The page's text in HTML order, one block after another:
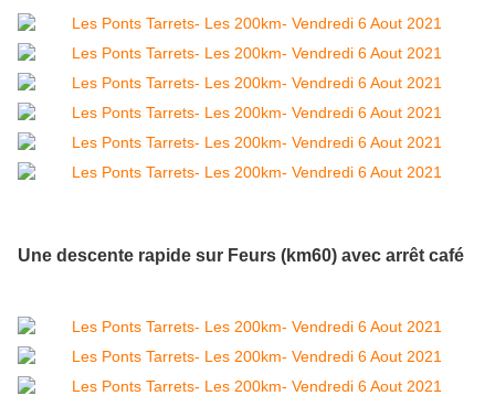
Une descente rapide sur Feurs (km60) avec arrêt café